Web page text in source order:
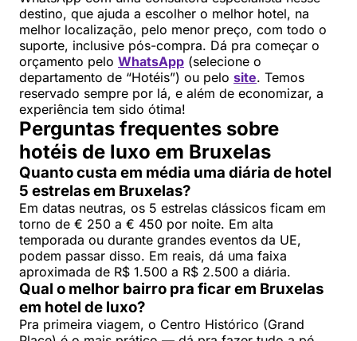
destino, que ajuda a escolher o melhor hotel, na
melhor localização, pelo menor preço, com todo o
suporte, inclusive pós-compra. Dá pra começar o
orçamento pelo WhatsApp (selecione o
departamento de “Hotéis”) ou pelo site. Temos
reservado sempre por lá, e além de economizar, a
experiência tem sido ótima!
Perguntas frequentes sobre
hotéis de luxo em Bruxelas
Quanto custa em média uma diária de hotel
5 estrelas em Bruxelas?
Em datas neutras, os 5 estrelas clássicos ficam em
torno de € 250 a € 450 por noite. Em alta
temporada ou durante grandes eventos da UE,
podem passar disso. Em reais, dá uma faixa
aproximada de R$ 1.500 a R$ 2.500 a diária.
Qual o melhor bairro pra ficar em Bruxelas
em hotel de luxo?
Pra primeira viagem, o Centro Histórico (Grand